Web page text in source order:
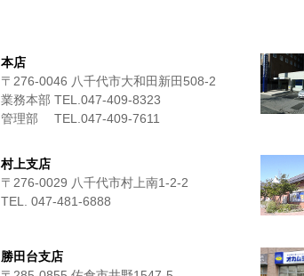
本店
〒276-0046 八千代市大和田新田508-2
業務本部 TEL.047-409-8323
管理部 TEL.047-409-7611
村上支店
〒276-0029 八千代市村上南1-2-2
TEL. 047-481-6888
勝田台支店